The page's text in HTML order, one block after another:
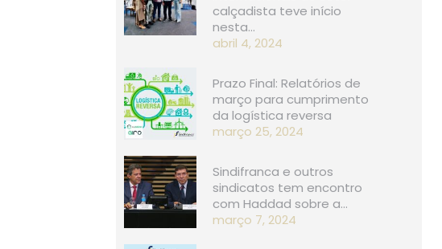
calçadista teve início
nesta…
abril 4, 2024
Prazo Final: Relatórios de
março para cumprimento
da logística reversa
março 25, 2024
Sindifranca e outros
sindicatos tem encontro
com Haddad sobre a…
março 7, 2024